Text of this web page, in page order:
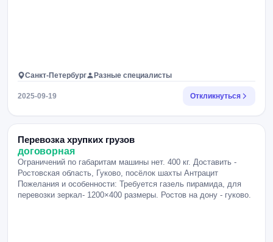
Санкт-Петербург Разные специалисты
2025-09-19 Откликнуться
Перевозка хрупких грузов
договорная
Ограничений по габаритам машины нет. 400 кг. Доставить -
Ростовская область, Гуково, посёлок шахты Антрацит
Пожелания и особенности: Требуется газель пирамида, для
перевозки зеркал- 1200×400 размеры. Ростов на дону - гуково.